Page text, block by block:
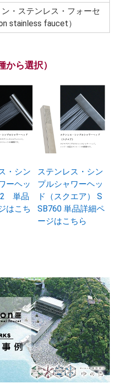
・ステンレス・フォーセ
stainless faucet）
ら選択）
・シン
ーヘッ
単品
はこち
ステンレス・シン
プルシャワーヘッ
ド（スクエア） S
SB760 単品詳細ペ
ージはこちら